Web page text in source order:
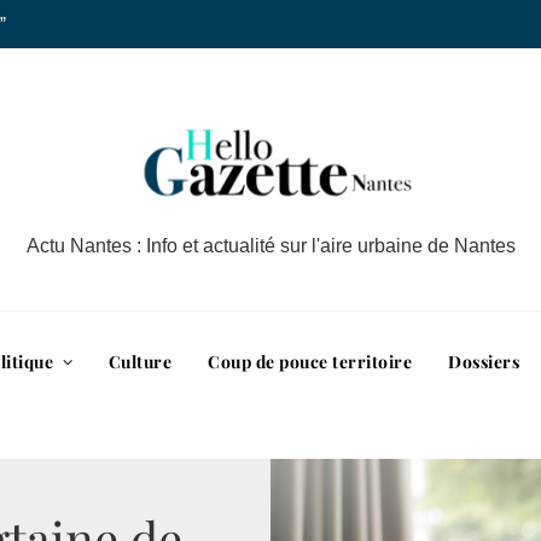
Actu Nantes : Info et actualité sur l'aire urbaine de Nantes
Culture Coup de pouce territoire Dossiers